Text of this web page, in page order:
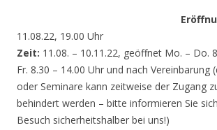
11.08.22, 19.00 Uhr
Zeit: 11.08. – 10.11.22, geöffnet Mo. – Do.
Fr. 8.30 – 14.00 Uhr und nach Vereinbarung
oder Seminare kann zeitweise der Zugang
behindert werden – bitte informieren Sie
Besuch sicherheitshalber bei uns!)